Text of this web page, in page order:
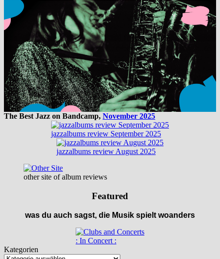
The Best Jazz on Bandcamp, November 2025
jazzalbums review September 2025
jazzalbums review August 2025
other site of album reviews
Featured
was du auch sagst, die Musik spielt woanders
: In Concert :
Kategorien